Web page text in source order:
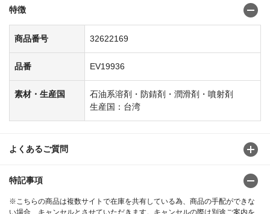
特徴
商品番号 32622169
品番 EV19936
素材・生産国
石油系溶剤・防錆剤・潤滑剤・噴射剤
生産国：台湾
よくあるご質問
特記事項
※こちらの商品は複数サイトで在庫を共有している為、商品の手配ができな
い場合、キャンセルとさせていただきます。キャンセルの際は別途ご案内を